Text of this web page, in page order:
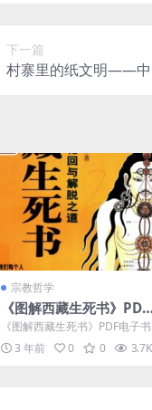
下一篇
村寨里的纸文明——中
宗教哲学
《图解西藏生死书》PDF
电子书资源下载
《图解西藏生死书》PDF电子书
资源下载介绍 内容简介 每个
人迟早需求面对去世...
3 年前 0 0 3.7K